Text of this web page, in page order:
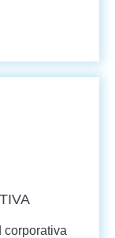
corporativa